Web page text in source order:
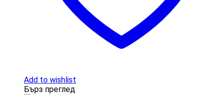
Add to wishlist
Бърз преглед